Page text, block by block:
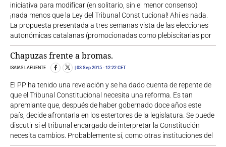
iniciativa para modificar (en solitario, sin el menor consenso)
¡nada menos que la Ley del Tribunal Constitucional! Ahí es nada.
La propuesta presentada a tres semanas vista de las elecciones
autonómicas catalanas (promocionadas como plebiscitarias por
Chapuzas frente a bromas.
ISAIAS LAFUENTE 03 Sep 2015 - 12:22 CET
El PP ha tenido una revelación y se ha dado cuenta de repente de
que el Tribunal Constitucional necesita una reforma. Es tan
apremiante que, después de haber gobernado doce años este
país, decide afrontarla en los estertores de la legislatura. Se puede
discutir si el tribunal encargado de interpretar la Constitución
necesita cambios. Probablemente sí, como otras instituciones del